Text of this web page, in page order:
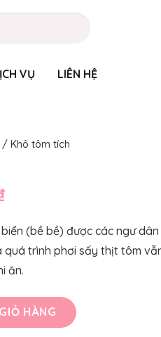
VỤ LIÊN HỆ
/ Khô tôm tích
tại
là:
150.000₫.
(bề bề) được các ngư
trình phơi sấy thịt tôm
ăn.
HÀNG